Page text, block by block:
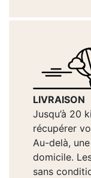
LIVRAISON
Jusqu’à 20
récupérer
Au-delà,
domicile.
sans